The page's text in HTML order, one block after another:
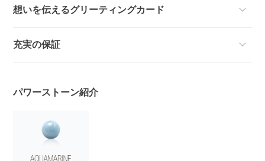
想いを伝えるグリーティングカード
充実の保証
パワーストーン紹介